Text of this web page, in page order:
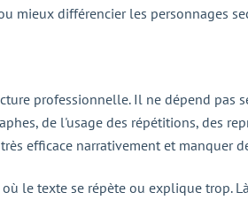
mieux différencier les personnages
professionnelle. Il ne dépend pas
de l'usage des répétitions, des
efficace narrativement et manquer
le texte se répète ou explique trop.